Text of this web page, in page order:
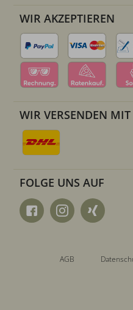
WIR AKZEPTIEREN
WIR VERSENDEN MIT
FOLGE UNS AUF
AGB